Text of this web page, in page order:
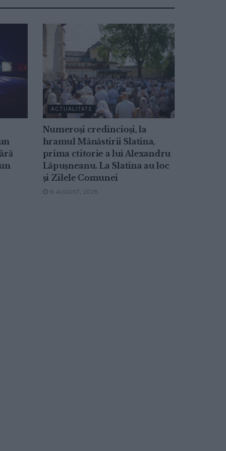
ACTUALITATE
Numeroși credincioși, la
hramul Mănăstirii Slatina,
prima ctitorie a lui Alexandru
Lăpușneanu. La Slatina au loc
și Zilele Comunei
6 AUGUST, 2026